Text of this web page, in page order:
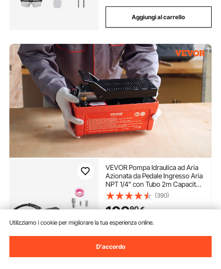
Aggiungi al carrello
VEVOR Pompa Idraulica ad Aria
Azionata da Pedale Ingresso Aria
NPT 1/4" con Tubo 2m Capacità
dell'Olio 1,6L, Pompa Pneumatica
a Pedale Pressione Max. 10000
PSI con Tubo 2m Capienza del
(390)
10990€
Mar. Ago. 11
Utilizziamo i cookie per migliorare la tua esperienza online.
D'accordo